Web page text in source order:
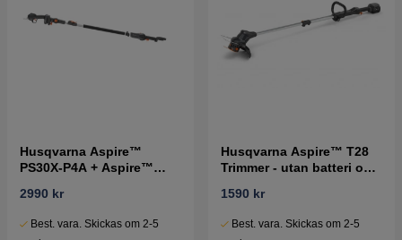
Husqvarna Aspire™
PS30X-P4A + Aspire™
och laddare
2990 kr
Best. vara. Skickas om 2-5
Husqvarna Aspire™ T28
Trimmer - utan batteri och
1590 kr
Best. vara. Skickas om 2-5